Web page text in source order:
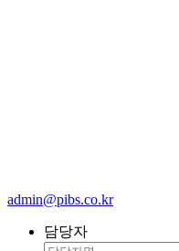
admin@pibs.co.kr
담당자